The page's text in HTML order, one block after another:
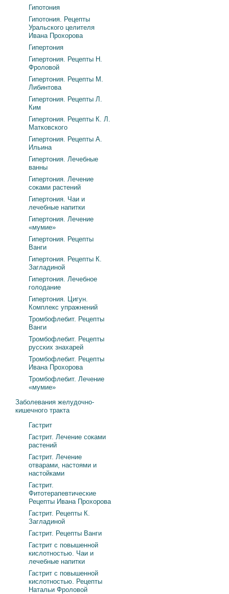
Гипотония
Гипотония. Рецепты
Уральского целителя
Ивана Прохорова
Гипертония
Гипертония. Рецепты Н.
Фроловой
Гипертония. Рецепты М.
Либинтова
Гипертония. Рецепты Л.
Ким
Гипертония. Рецепты К. Л.
Матковского
Гипертония. Рецепты А.
Ильина
Гипертония. Лечебные
ванны
Гипертония. Лечение
соками растений
Гипертония. Чаи и
лечебные напитки
Гипертония. Лечение
«мумие»
Гипертония. Рецепты
Ванги
Гипертония. Рецепты К.
Загладиной
Гипертония. Лечебное
голодание
Гипертония. Цигун.
Комплекс упражнений
Тромбофлебит. Рецепты
Ванги
Тромбофлебит. Рецепты
русских знахарей
Тромбофлебит. Рецепты
Ивана Прохорова
Тромбофлебит. Лечение
«мумие»
Заболевания желудочно-
кишечного тракта
Гастрит
Гастрит. Лечение соками
растений
Гастрит. Лечение
отварами, настоями и
настойками
Гастрит.
Фитотерапевтические
Рецепты Ивана Прохорова
Гастрит. Рецепты К.
Загладиной
Гастрит. Рецепты Ванги
Гастрит с повышенной
кислотностью. Чаи и
лечебные напитки
Гастрит с повышенной
кислотностью. Рецепты
Натальи Фроловой